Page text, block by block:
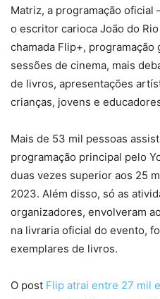
Matriz, a programação oficial
o escritor carioca João do
chamada Flip+,
sessões de cinema, mais
de livros, apresentações
crianças, jovens e
Mais de 53 mil pessoas
programação principal pelo
duas vezes superior aos 25
2023. Além disso, só as
organizadores, envolveram
na livraria oficial do evento,
exemplares de livros.
O post Flip atrai entre 27 mil